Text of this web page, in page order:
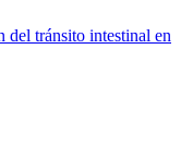
del tránsito intestinal en